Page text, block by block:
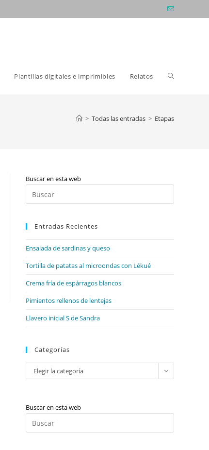
Plantillas digitales e imprimibles Relatos Alternar
la
> Todas las entradas > Etapas
Buscar en esta web
Escape
Entradas Recientes
Ensalada de sardinas y queso
Tortilla de patatas al microondas con Lékué
Crema fría de espárragos blancos
Pimientos rellenos de lentejas
Llavero inicial S de Sandra
Categorías
Categorías
Elegir la categoría
Buscar en esta web
Escape